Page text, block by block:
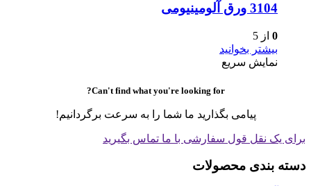
3104 ورق آلومینیومی
0 از 5
بیشتر بخوانید
نمایش سریع
Can't find what you're looking for?
پیامی بگذارید ما شما را به سرعت برگردانیم!
برای یک نقل قول سفارشی با ما تماس بگیرید
دسته بندی محصولات